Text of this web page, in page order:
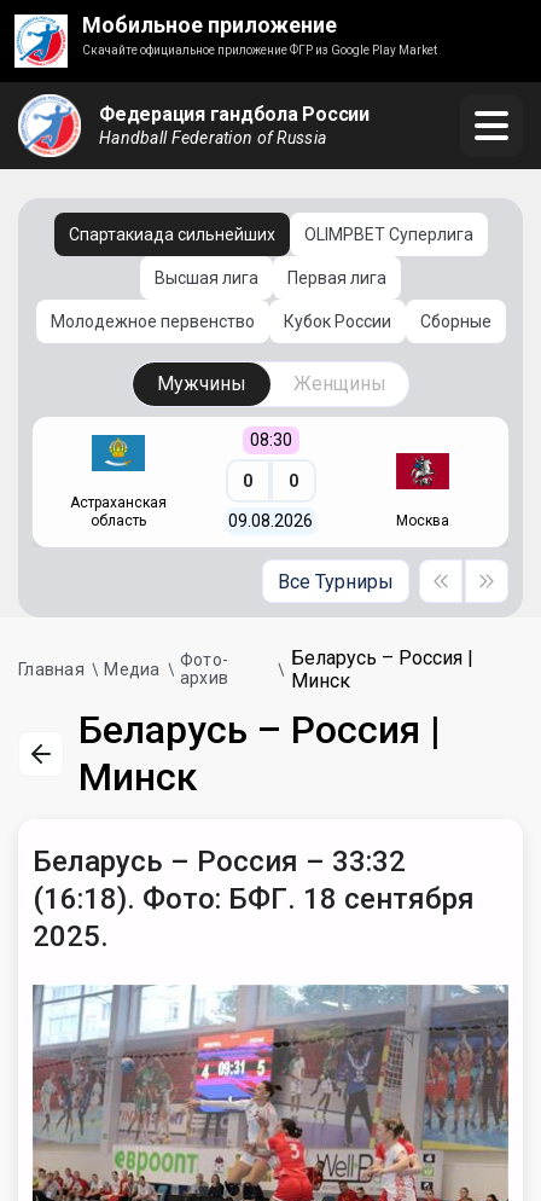
Мобильное приложение
Скачайте официальное приложение ФГР из Google Play Market
Федерация гандбола России
Handball Federation of Russia
Спартакиада сильнейших OLIMPBET Суперлига
Высшая лига Первая лига
Молодежное первенство Кубок России Сборные
Мужчины Женщины
Астраханская
область
08:30
0 0
09.08.2026 Москва
Все Турниры
Главная Медиа
Фото-
архив
Беларусь – Россия |
Минск
Беларусь – Россия |
Минск
Беларусь – Россия – 33:32
(16:18). Фото: БФГ. 18 сентября
2025.